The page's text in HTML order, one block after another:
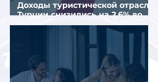
Доходы туристической отрасли
Турции снизились на 2,6% во
втором квартале 2026 года